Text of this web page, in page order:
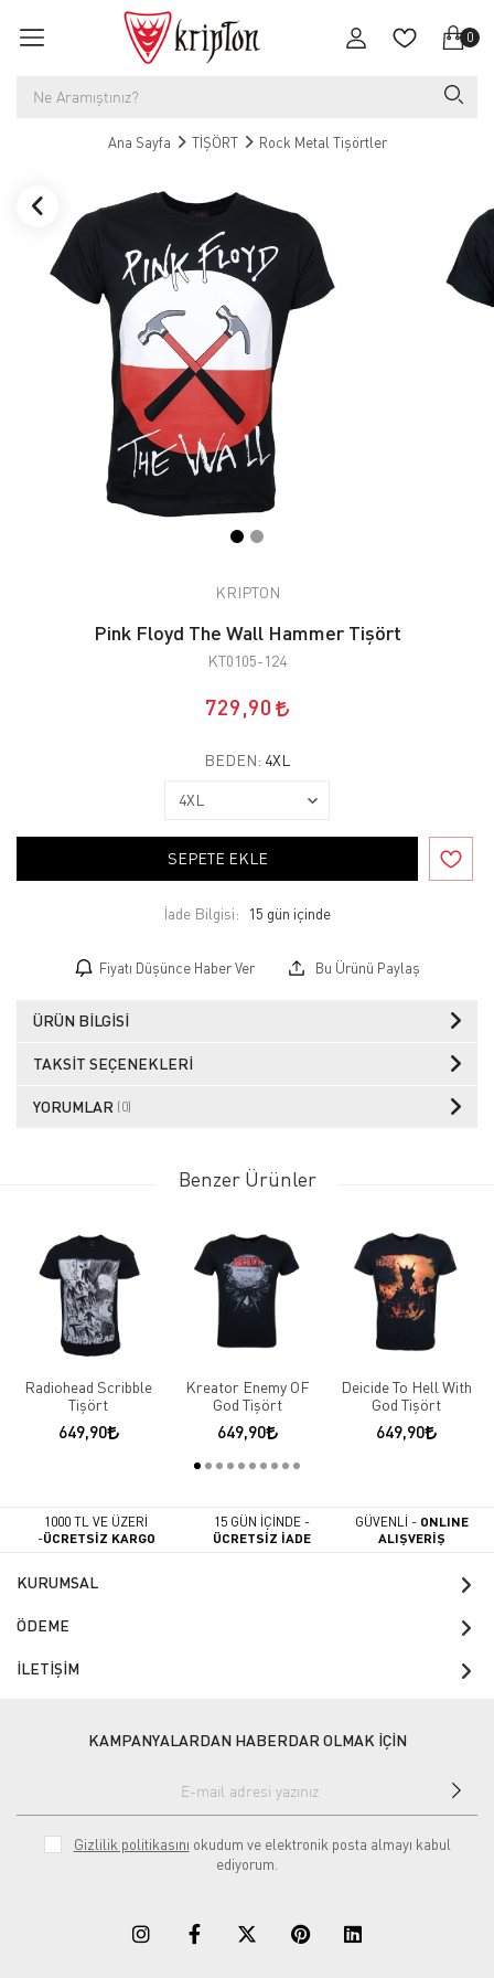
0
Ana Sayfa TİŞÖRT Rock Metal Tişörtler
KRIPTON
Pink Floyd The Wall Hammer Tişört
KT0105-124
729,90
BEDEN: 4XL
SEPETE EKLE
İade Bilgisi:
Fiyatı Düşünce Haber Ver Bu Ürünü Paylaş
ÜRÜN BILGISI
TAKSIT SEÇENEKLERI
YORUMLAR (0)
Benzer Ürünler
Radiohead Scribble
Tişört
649,90
Kreator Enemy OF
God Tişört
649,90
Deicide To Hell With
God Tişört
649,90
1000 TL VE ÜZERİ
-ÜCRETSİZ KARGO
15 GÜN İÇİNDE -
ÜCRETSİZ İADE
GÜVENLİ - ONLINE
ALIŞVERİŞ
KURUMSAL
ÖDEME
İLETİŞİM
KAMPANYALARDAN HABERDAR OLMAK İÇİN
Gizlilik politikasını okudum ve elektronik posta almayı kabul
ediyorum.